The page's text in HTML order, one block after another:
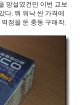
망설였건만 이번 교보
다. 뭐 워낙 싼 가격에
점을 둔 충동 구매작.